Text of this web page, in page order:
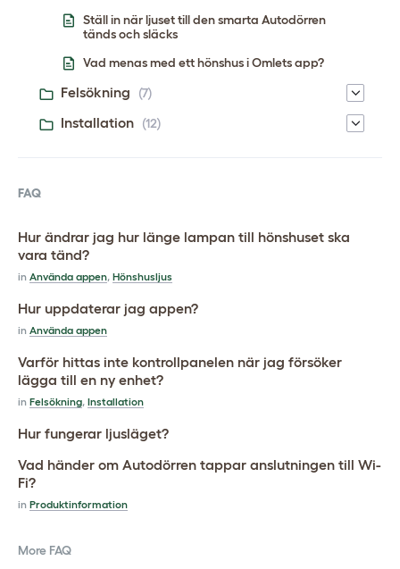
Ställ in när ljuset till den smarta Autodörren
tänds och släcks
Vad menas med ett hönshus i Omlets app?
Felsökning (7)
Installation (12)
FAQ
Hur ändrar jag hur länge lampan till hönshuset ska
vara tänd?
in Använda appen, Hönshusljus
Hur uppdaterar jag appen?
in Använda appen
Varför hittas inte kontrollpanelen när jag försöker
lägga till en ny enhet?
in Felsökning, Installation
Hur fungerar ljusläget?
Vad händer om Autodörren tappar anslutningen till Wi-
Fi?
in Produktinformation
More FAQ